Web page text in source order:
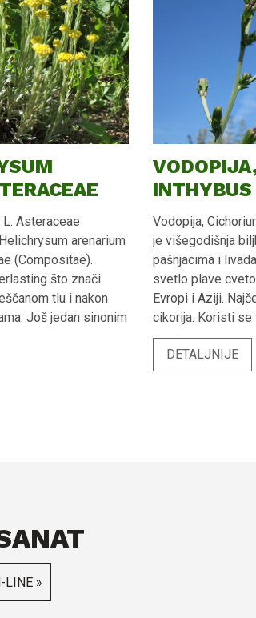
flavonoida u ekstraktu cvasti smilja u obrnutoj korelaciji sa aktivnostima slobodnih radikala, što znači da cvasti smilja momentalno eliminišu slobodne radikale. Citototksično dejstvo ekstrakta cvasti smilja dokazan je na 3 linije humanih kancer ćelija (PC3, HeLa, K562). Citotoksična aktivnost ekstrakta protiv ćelija kancera u pozitivnoj korelaciji je sa njegovom antiradikal aktivnosti. Što je veći sadržaj flavonoida u cvasti smilja to je citotoksično desjtvo i dejstvo antioksidansa veće. Sposbnost otpuštanja protona merilo je primarne antioksidans aktivnosti. Antioksidansi iz cvasti smilja doniraju proton slobodnim radikalima čime ih neutrališu, dajući netoksična jedinjenja i time inhibišu razvojne faze tumora. Flavonoidi iz cvasti smilja (Helichrysum arenarium Fores) su istovremeno i elektron donori i time redukuju oksidisane produkte u našem telu dajući neutralne molekule, zbog čega su sekundarni antioksidansi. Deluju kao primarni i sekundarni antioksidansi, hvataju slobodne radikale i time preveniraju bolesti kao posledice oksidativnog stresa odnosno reaktivnih oksidisanih produkata i slobodnih radikala, bolesti poput tumora, kancera ili ateroskleroze. Ekstrakt cvasti žutog smilja koristi se kao antioksidansi kod bolesti izazvanih oksidativnim stresom (slobodnim radikalima). Cvast smilja sprečava oksidaciju bioloških humanih materija koje bi u formi oksidisanih proizvoda i slobodnih radikala izazvale bolest. Na primer, sprečava oksidaciju lošeg holesterola i formiranje slobodnih radikala LDL-lošeg holesterola, koji je inicijator ateroskleroze. Dejstvo Ekstrakta cvasti žutog smilja Ekstrakt cvasti smilja, Extractum Flores Helichrysum arenarium, koristi se protiv hronične inflamatorne bolesti jetre, žučne kese i žučnih puteva, kao što su holecistitis, holangitis, hepatoholecistitis i kod bilijarne diskinezije (sporo kretanje žuči). Farmakološka dejstva ekstrakta cvasti smilja: holeretik - stimulator sekrecije žuči, holagog - ubrzava protok žuči, antiinflamtorna - protivupalna dejstva, antibakterijska dejstva, spazmolitik dejstva i dejstvo zaceljivanja rana i ranica, povećava sadržaj bilirubina, povećava tonus žučne kese, izluzčivanje žuči i promoviše varenje, relaksira sfintere (otvor) žučne kese i širi žučne puteve, menja viskozitet i hemijski sastav žuči, stimuliše sekreciju želudačnog soka i usporava njegovu evakuaciju iz stomaka i intestinuma čime poboljšava varenje, aktivira egzokrine osobine pankreasa – podstiče lučenje pankreasnih sokova, širi krvne sudove crevnog sistema za varenje - intestinuma dovodi do eliminacije holesterola i triglicerida pomaže kod masne jetre antibakterijsko dejstvo prema gram pozitivnim bakterijama. detoksikans jetre kod akutnog pijanstva Pronađite ekstrakt cvasti smilja u apotekama Cvasti smilja ulaze u sastav biljnog tečnog ekstarkta Holescin biljne kapi, koji se može nabaviti u svim apotekama i u bolje snabdevenim prodavnicama zdrave hrane! Nema potrebe da sami pripremate ekstrakt, dovoljno je da nabavite suplement Holescin i nabav
INTHYBUS
Vodopija, Cichorium
je višegodišnja
pašnjacima i
svetlo plave
Evropi i Aziji.
cikorija. Koristi se
narodu koren
Lekoviti deo
herba. Koren vodopije - Cichorium inthybus radix
DETALJNIJE
LINE »